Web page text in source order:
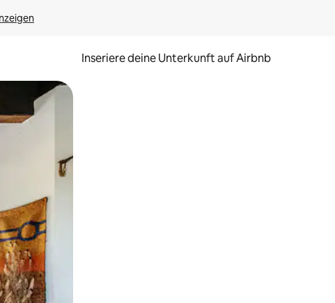
Inseriere deine Unterkunft auf Airbnb
Berühren oder Wischgesten.